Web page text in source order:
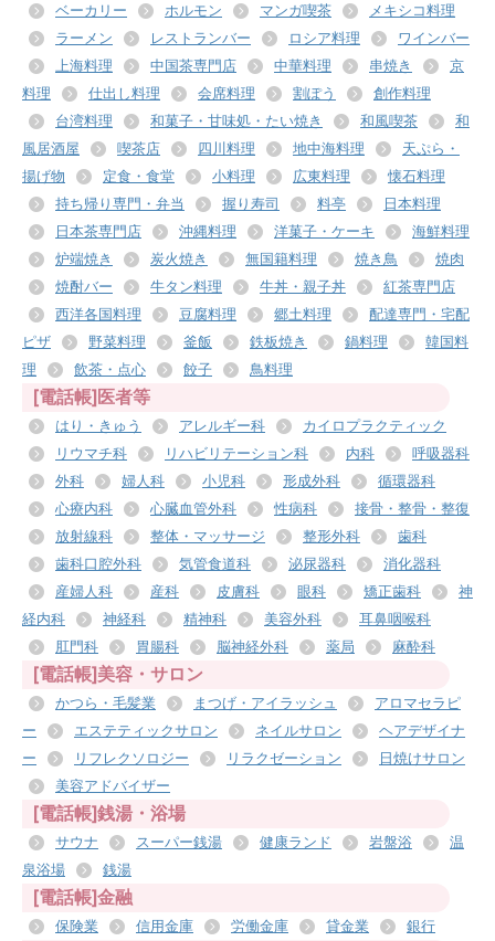
ベーカリー
ホルモン マンガ喫茶
メキシコ料理
ラーメン
レストランバー ロシア料理
ワインバー
上海料理
中国茶専門店 中華料理 串焼き
京
料理
仕出し料理 会席料理 割ぽう
創作料理
台湾料理
和菓子・甘味処・たい焼き 和風喫茶
和
風居酒屋
喫茶店 四川料理 地中海料理
天ぷら・
揚げ物
定食・食堂 小料理 広東料理
懐石料理
持ち帰り専門・弁当
握り寿司 料亭
日本料理
日本茶専門店
沖縄料理 洋菓子・ケーキ
海鮮料理
炉端焼き
炭火焼き 無国籍料理 焼き鳥
焼肉
焼酎バー
牛タン料理 牛丼・親子丼
紅茶専門店
西洋各国料理
豆腐料理 郷土料理
配達専門・宅配
ピザ
野菜料理 釜飯 鉄板焼き 鍋料理
韓国料
理
飲茶・点心 餃子 鳥料理
[電話帳]医者等
はり・きゅう アレルギー科
カイロプラクティック
リウマチ科
リハビリテーション科 内科
呼吸器科
外科
婦人科 小児科 形成外科
循環器科
心療内科
心臓血管外科 性病科
接骨・整骨・整復
放射線科
整体・マッサージ 整形外科
歯科
歯科口腔外科
気管食道科 泌尿器科
消化器科
産婦人科
産科 皮膚科 眼科 矯正歯科
神
経内科
神経科 精神科 美容外科
耳鼻咽喉科
肛門科
胃腸科 脳神経外科 薬局 麻酔科
[電話帳]美容・サロン
かつら・毛髪業 まつげ・アイラッシュ
アロマセラピ
ー
エステティックサロン ネイルサロン
ヘアデザイナ
ー
リフレクソロジー リラクゼーション
日焼けサロン
美容アドバイザー
[電話帳]銭湯・浴場
サウナ スーパー銭湯 健康ランド 岩盤浴
温
泉浴場
銭湯
[電話帳]金融
保険業 信用金庫 労働金庫 貸金業 銀行